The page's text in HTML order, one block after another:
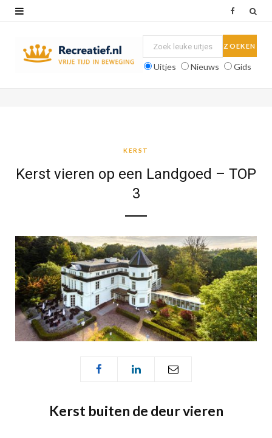
Uitjes Nieuws Gids
KERST
Kerst vieren op een Landgoed – TOP
3
Kerst buiten de deur vieren